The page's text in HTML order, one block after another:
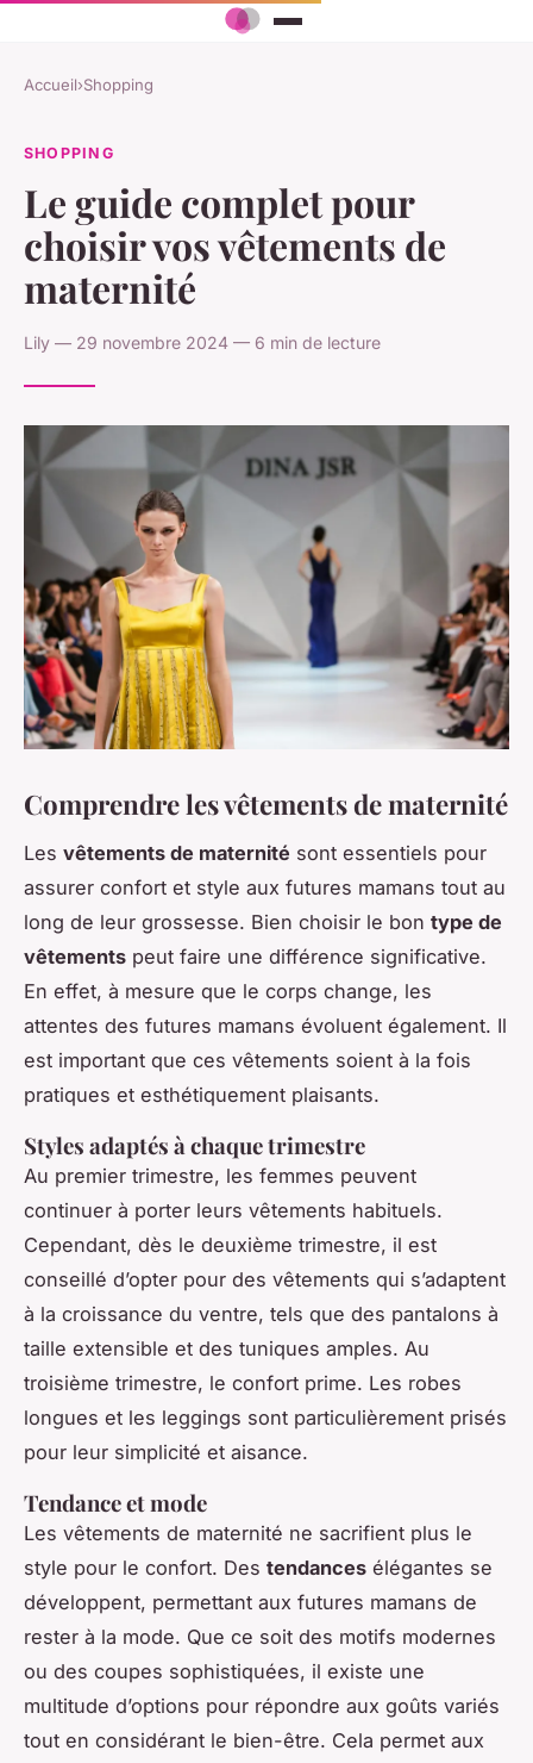
Accueil›Shopping
SHOPPING
Le guide complet pour
choisir vos vêtements de
maternité
Lily — 29 novembre 2024 — 6 min de lecture
Comprendre les vêtements de maternité
Les vêtements de maternité sont essentiels pour
assurer confort et style aux futures mamans tout au
long de leur grossesse. Bien choisir le bon type de
vêtements peut faire une différence significative.
En effet, à mesure que le corps change, les
attentes des futures mamans évoluent également. Il
est important que ces vêtements soient à la fois
pratiques et esthétiquement plaisants.
Styles adaptés à chaque trimestre
Au premier trimestre, les femmes peuvent
continuer à porter leurs vêtements habituels.
Cependant, dès le deuxième trimestre, il est
conseillé d’opter pour des vêtements qui s’adaptent
à la croissance du ventre, tels que des pantalons à
taille extensible et des tuniques amples. Au
troisième trimestre, le confort prime. Les robes
longues et les leggings sont particulièrement prisés
pour leur simplicité et aisance.
Tendance et mode
Les vêtements de maternité ne sacrifient plus le
style pour le confort. Des tendances élégantes se
développent, permettant aux futures mamans de
rester à la mode. Que ce soit des motifs modernes
ou des coupes sophistiquées, il existe une
multitude d’options pour répondre aux goûts variés
tout en considérant le bien-être. Cela permet aux